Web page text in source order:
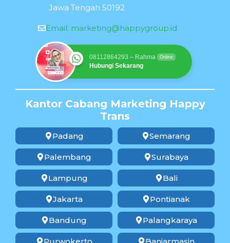
Jawa Tengah 50192
Email: marketing@happygroup.id
08112864293 – Rahma Online
Hubungi Sekarang
Kantor Cabang Marketing Happy
Trans
Padang
Palembang
Lampung
Jakarta
Bandung
Semarang
Surabaya
Bali
Pontianak
Palangkaraya